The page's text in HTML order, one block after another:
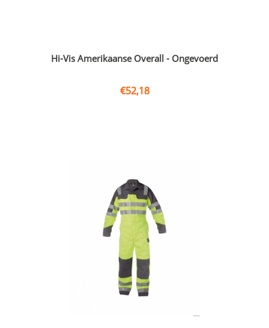
Hi-Vis Amerikaanse Overall - Ongevoerd
€52,18